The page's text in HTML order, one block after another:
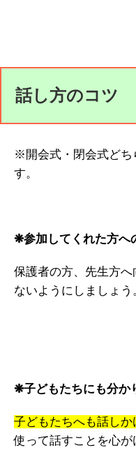
話し方のコツ
※開会式・閉会式どち
す。
❋参加してくれた方へ
保護者の方、先生方
ないようにしましょう
❋子どもたちにも分か
子どもたちへも話しか
使って話すことを心が